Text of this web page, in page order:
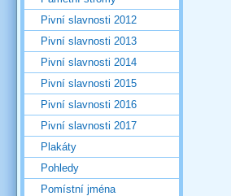
Pivní slavnosti 2012
Pivní slavnosti 2013
Pivní slavnosti 2014
Pivní slavnosti 2015
Pivní slavnosti 2016
Pivní slavnosti 2017
Plakáty
Pohledy
Pomístní jména